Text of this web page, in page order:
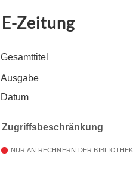
E-Zeitung
Gesamttitel
Ausgabe
Datum
Zugriffsbeschränkung
NUR AN RECHNERN DER